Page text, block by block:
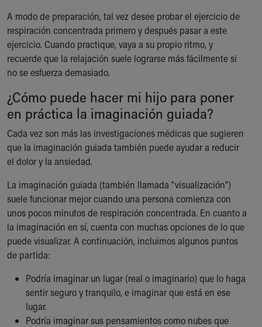
A modo de preparación, tal vez desee probar el ejercicio de
respiración concentrada primero y después pasar a este
ejercicio. Cuando practique, vaya a su propio ritmo, y
recuerde que la relajación suele lograrse más fácilmente si
no se esfuerza demasiado.
¿Cómo puede hacer mi hijo para poner
en práctica la imaginación guiada?
Cada vez son más las investigaciones médicas que sugieren
que la imaginación guiada también puede ayudar a reducir
el dolor y la ansiedad.
La imaginación guiada (también llamada "visualización")
suele funcionar mejor cuando una persona comienza con
unos pocos minutos de respiración concentrada. En cuanto a
la imaginación en sí, cuenta con muchas opciones de lo que
puede visualizar. A continuación, incluimos algunos puntos
de partida:
Podría imaginar un lugar (real o imaginario) que lo haga
sentir seguro y tranquilo, e imaginar que está en ese
lugar.
Podría imaginar sus pensamientos como nubes que